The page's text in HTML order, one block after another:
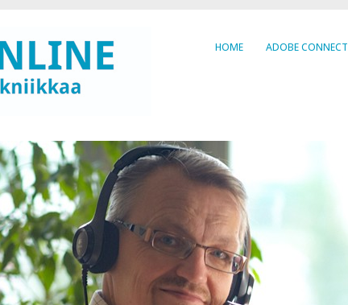
HOME ADOBE CONNECT